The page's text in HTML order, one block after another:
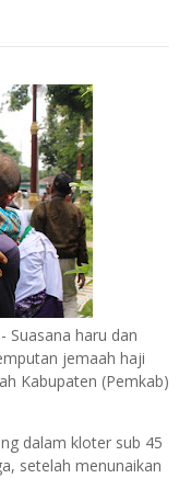
Suasana haru dan
jemaah haji
Kabupaten (Pemkab)
dalam kloter sub 45
setelah menunaikan